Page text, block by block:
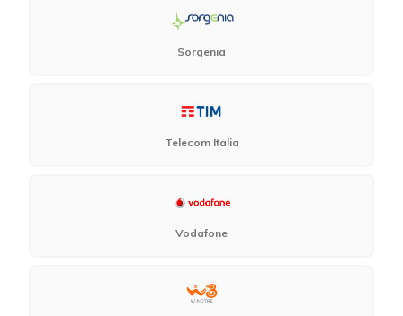
Sorgenia
Telecom Italia
Vodafone